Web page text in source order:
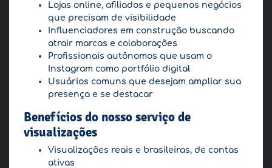
Lojas online, afiliados e pequenos negócios
que precisam de visibilidade
Influenciadores em construção buscando
atrair marcas e colaborações
Profissionais autônomos que usam o
Instagram como portfólio digital
Usuários comuns que desejam ampliar sua
presença e se destacar
Benefícios do nosso serviço de
visualizações
Visualizações reais e brasileiras, de contas
ativas